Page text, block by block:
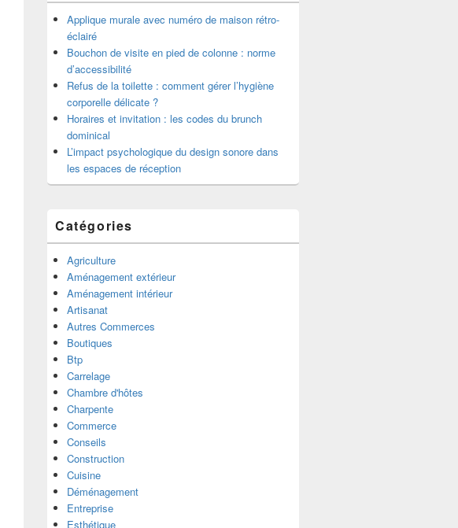
Applique murale avec numéro de maison rétro-
éclairé
Bouchon de visite en pied de colonne : norme
d’accessibilité
Refus de la toilette : comment gérer l’hygiène
corporelle délicate ?
Horaires et invitation : les codes du brunch
dominical
L’impact psychologique du design sonore dans
les espaces de réception
Catégories
Agriculture
Aménagement extérieur
Aménagement intérieur
Artisanat
Autres Commerces
Boutiques
Btp
Carrelage
Chambre d'hôtes
Charpente
Commerce
Conseils
Construction
Cuisine
Déménagement
Entreprise
Esthétique